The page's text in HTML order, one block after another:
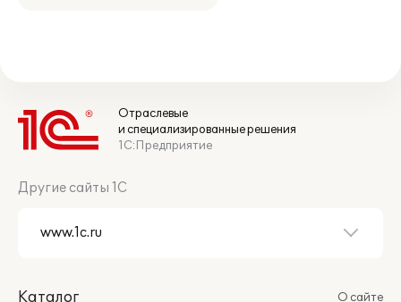
Отраслевые
и специализированные решения
1С:Предприятие
Другие сайты 1С
Каталог
О сайте